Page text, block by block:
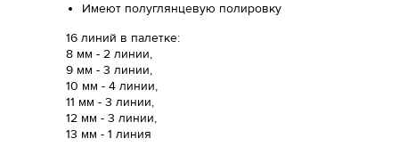
Имеют полуглянцевую полировку
16 линий в палетке:
8 мм - 2 линии,
9 мм - 3 линии,
10 мм - 4 линии,
11 мм - 3 линии,
12 мм - 3 линии,
13 мм - 1 линия